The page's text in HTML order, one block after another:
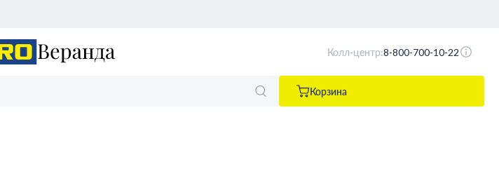
Колл-центр:8-800-700-10-22
Корзина